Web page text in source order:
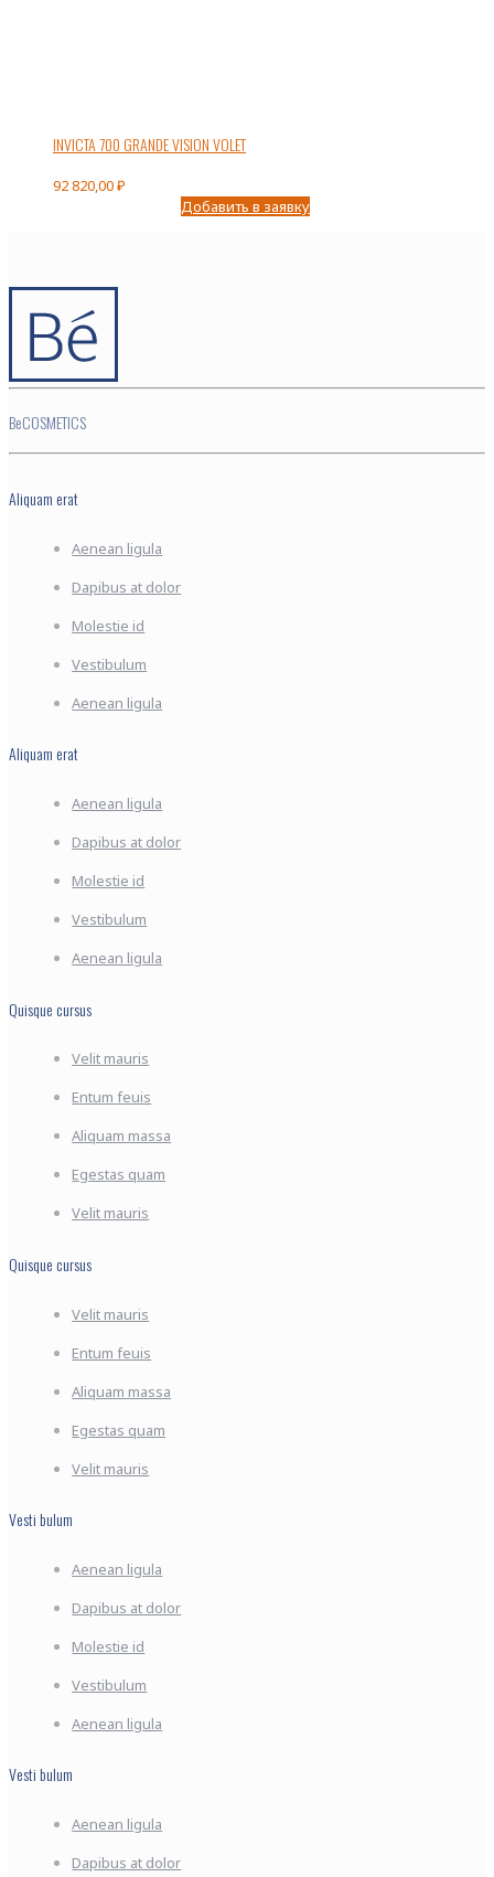
INVICTA 700 GRANDE VISION VOLET
92 820,00₽
Добавить в заявку
BeCOSMETICS
Aliquam erat
Aenean ligula
Dapibus at dolor
Molestie id
Vestibulum
Aenean ligula
Aliquam erat
Aenean ligula
Dapibus at dolor
Molestie id
Vestibulum
Aenean ligula
Quisque cursus
Velit mauris
Entum feuis
Aliquam massa
Egestas quam
Velit mauris
Quisque cursus
Velit mauris
Entum feuis
Aliquam massa
Egestas quam
Velit mauris
Vesti bulum
Aenean ligula
Dapibus at dolor
Molestie id
Vestibulum
Aenean ligula
Vesti bulum
Aenean ligula
Dapibus at dolor